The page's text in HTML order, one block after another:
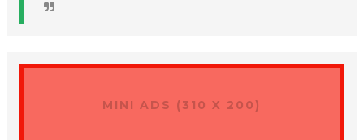
MINI ADS (310 X 200)